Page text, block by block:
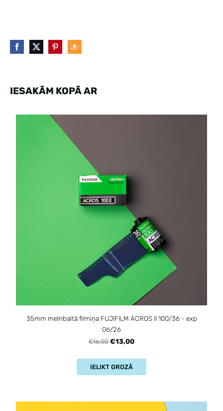
IESAKĀM KOPĀ AR
35mm melnbaltā filmiņa FUJIFILM ACROS II 100/36 - exp
06/26
€16,00 €13,00
IELIKT GROZĀ